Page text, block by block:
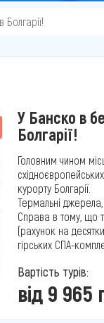
У Банско в
Болгарії!
Головним чином
курорту Болгарії.
Термальні
Справа в тому, що
(рахунок на
гірських СПА-
Вартість турів:
від 9 965